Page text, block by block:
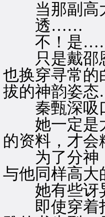
当那副高大
透……
不！是……
只是戴邵恩
也换穿寻常的
拔的神韵姿
秦甄深吸口
她一定是太
的资料，才
为了分神，
与他同样高大
她有些讶异
即使穿着打